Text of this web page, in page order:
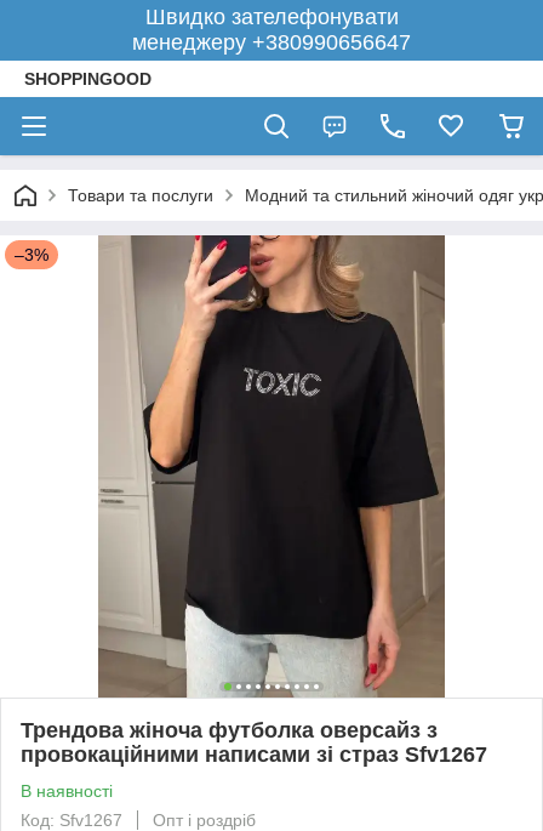
Швидко зателефонувати
менеджеру +380990656647
SHOPPINGOOD
Товари та послуги Модний та стильний жіночий одяг
–3%
Трендова жіноча футболка оверсайз з
провокаційними написами зі страз Sfv1267
В наявності
Код: Sfv1267
Опт і роздріб